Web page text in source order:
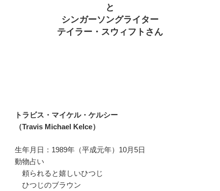
と
シンガーソングライター
テイラー・スウィフトさん
トラビス・マイケル・ケルシー
（Travis Michael Kelce）
生年月日：1989年（平成元年）10月5日
動物占い
頼られると嬉しいひつじ
ひつじのブラウン